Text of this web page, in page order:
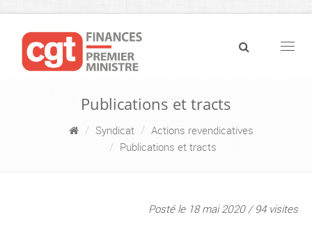
Publications et tracts
Syndicat
Actions revendicatives
Publications et tracts
Posté le 18 mai 2020 / 94 visites